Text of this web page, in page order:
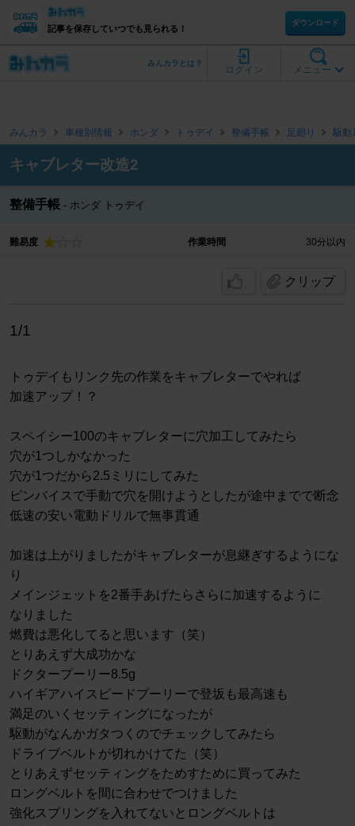
記事を保存していつでも見られる！
ダウンロード
メニュー
ログイン
みんカラとは？
みんカラ 車種別情報 ホンダ トゥデイ 整備手帳 足廻り 駆動
キャブレター改造2
整備手帳 ホンダ トゥデイ
難易度 作業時間 30分以内
クリップ
1/1
トゥデイもリンク先の作業をキャブレターでやれば
加速アップ！？
スペイシー100のキャブレターに穴加工してみたら
穴が1つしかなかった
穴が1つだから2.5ミリにしてみた
ピンバイスで手動で穴を開けようとしたが途中までで断念
低速の安い電動ドリルで無事貫通
加速は上がりましたがキャブレターが息継ぎするようにな
り
メインジェットを2番手あげたらさらに加速するように
なりました
燃費は悪化してると思います（笑）
とりあえず大成功かな
ドクタープーリー8.5g
ハイギアハイスピードプーリーで登坂も最高速も
満足のいくセッティングになったが
駆動がなんかガタつくのでチェックしてみたら
ドライブベルトが切れかけてた（笑）
とりあえずセッティングをためすために買ってみた
ロングベルトを間に合わせでつけました
強化スプリングを入れてないとロングベルトは